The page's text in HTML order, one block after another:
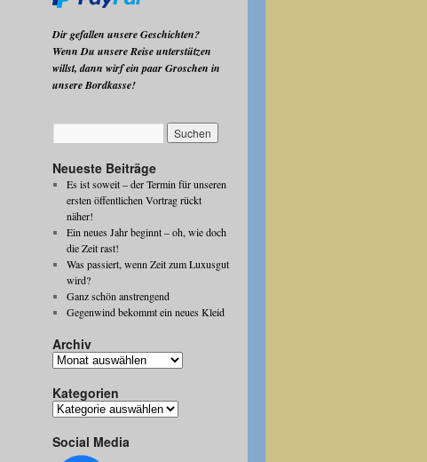
Dir gefallen unsere Geschichten?
Wenn Du unsere Reise unterstützen
willst, dann wirf ein paar Groschen in
unsere Bordkasse!
Neueste Beiträge
Es ist soweit – der Termin für unseren
ersten öffentlichen Vortrag rückt
näher!
Ein neues Jahr beginnt – oh, wie doch
die Zeit rast!
Was passiert, wenn Zeit zum Luxusgut
wird?
Ganz schön anstrengend
Gegenwind bekommt ein neues Kleid
Archiv
Archiv
Kategorien
Kategorien
Social Media